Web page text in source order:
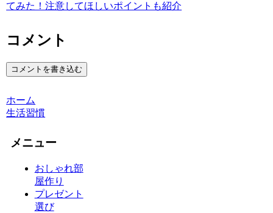
てみた！注意してほしいポイントも紹介
コメント
コメントを書き込む
ホーム
生活習慣
メニュー
おしゃれ部
屋作り
プレゼント
選び